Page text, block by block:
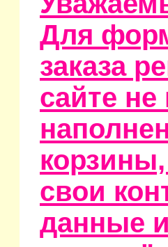
Для
заказа
сайте
свои
данные